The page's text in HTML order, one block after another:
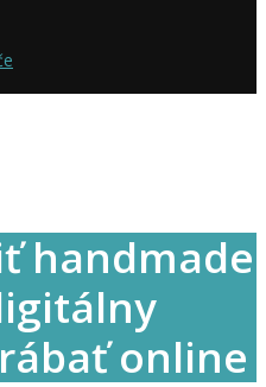
handmade
online